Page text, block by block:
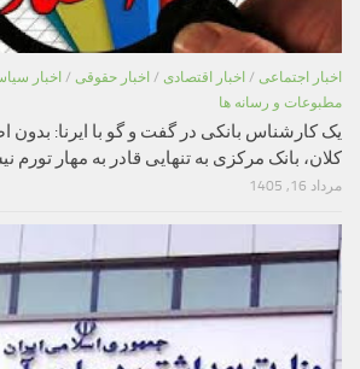
اخبار اجتماعی / اخبار اقتصادی / اخبار حقوقی / اخبار
مطبوعات و رسانه ها
یک کارشناس بانکی در گفت و گو با ایرنا:
کلان، بانک مرکزی به تنهایی قادر به مهار تورم
مرداد 16, 1405